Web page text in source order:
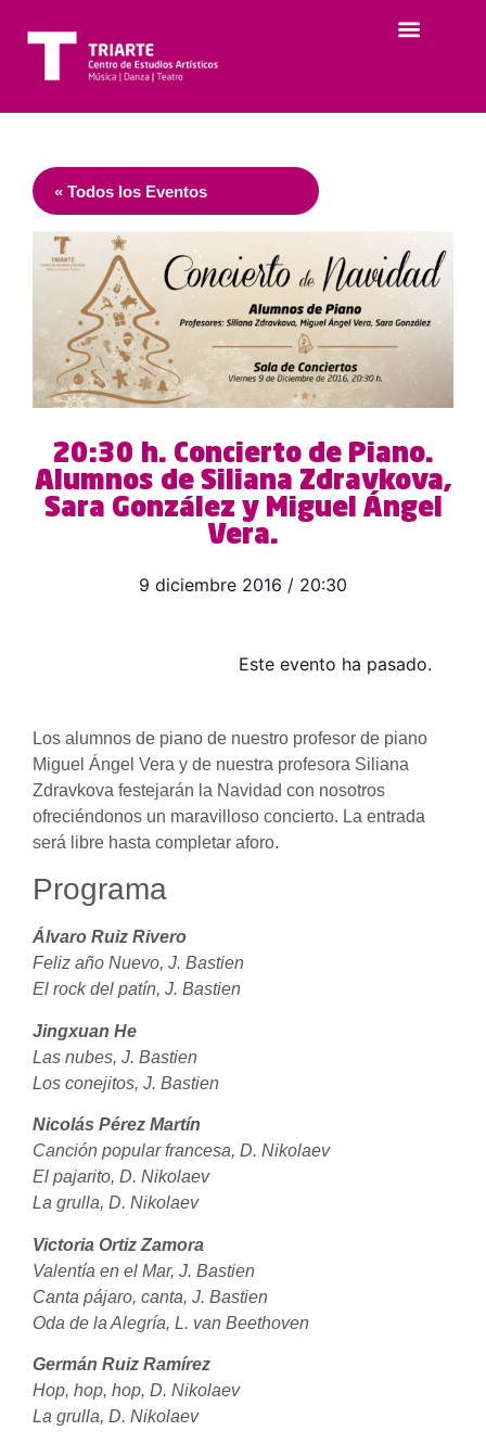
« Todos los Eventos
20:30 h. Concierto de Piano.
Alumnos de Siliana Zdravkova,
Sara González y Miguel Ángel
Vera.
9 diciembre 2016 / 20:30
Este evento ha pasado.
Los alumnos de piano de nuestro profesor de piano
Miguel Ángel Vera y de nuestra profesora Siliana
Zdravkova festejarán la Navidad con nosotros
ofreciéndonos un maravilloso concierto. La entrada
será libre hasta completar aforo.
Programa
Álvaro Ruiz Rivero
Feliz año Nuevo, J. Bastien
El rock del patín, J. Bastien
Jingxuan He
Las nubes, J. Bastien
Los conejitos, J. Bastien
Nicolás Pérez Martín
Canción popular francesa, D. Nikolaev
El pajarito, D. Nikolaev
La grulla, D. Nikolaev
Victoria Ortiz Zamora
Valentía en el Mar, J. Bastien
Canta pájaro, canta, J. Bastien
Oda de la Alegría, L. van Beethoven
Germán Ruiz Ramírez
Hop, hop, hop, D. Nikolaev
La grulla, D. Nikolaev